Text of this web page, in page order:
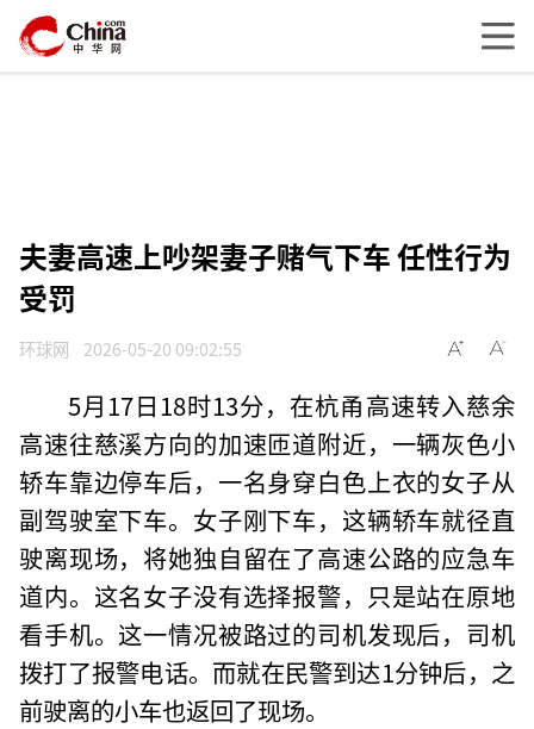
夫妻高速上吵架妻子赌气下车 任性行为
受罚
环球网 2026-05-20 09:02:55
5月17日18时13分，在杭甬高速转入慈余
高速往慈溪方向的加速匝道附近，一辆灰色小
轿车靠边停车后，一名身穿白色上衣的女子从
副驾驶室下车。女子刚下车，这辆轿车就径直
驶离现场，将她独自留在了高速公路的应急车
道内。这名女子没有选择报警，只是站在原地
看手机。这一情况被路过的司机发现后，司机
拨打了报警电话。而就在民警到达1分钟后，之
前驶离的小车也返回了现场。